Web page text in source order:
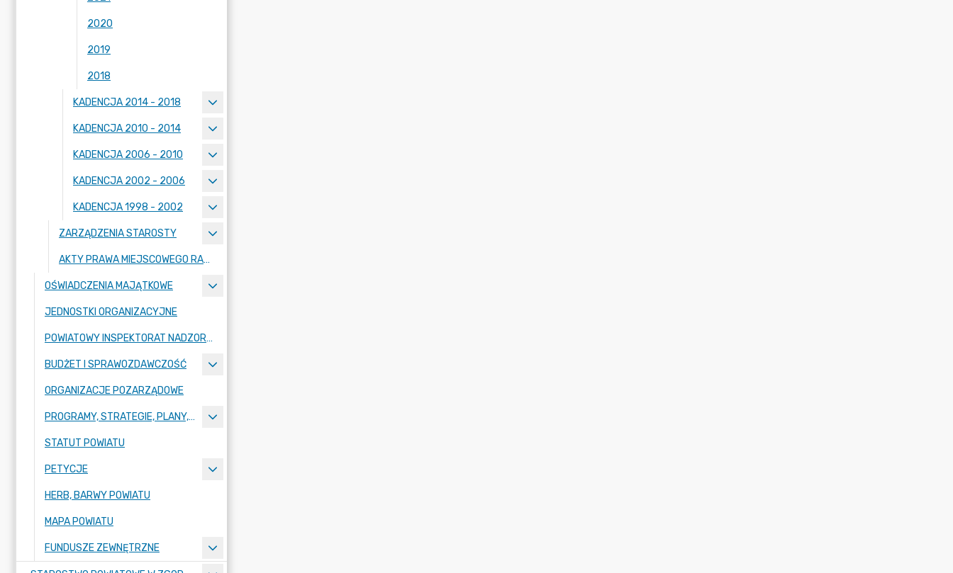
2020
2019
2018
KADENCJA 2014 - 2018
KADENCJA 2010 - 2014
KADENCJA 2006 - 2010
KADENCJA 2002 - 2006
KADENCJA 1998 - 2002
ZARZĄDZENIA STAROSTY
AKTY PRAWA MIEJSCOWEGO RADY POWIATU ZGORZELECKIEGO
OŚWIADCZENIA MAJĄTKOWE
JEDNOSTKI ORGANIZACYJNE
POWIATOWY INSPEKTORAT NADZORU BUDOWLANEGO
BUDŻET I SPRAWOZDAWCZOŚĆ
ORGANIZACJE POZARZĄDOWE
PROGRAMY, STRATEGIE, PLANY, RAPORTY
STATUT POWIATU
PETYCJE
HERB, BARWY POWIATU
MAPA POWIATU
FUNDUSZE ZEWNĘTRZNE